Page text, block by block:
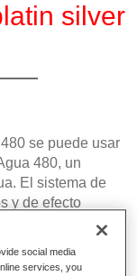
silver
se puede usar
480, un
El sistema de
y de efecto
resultados de
social media
services, you